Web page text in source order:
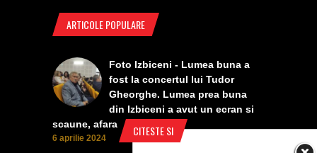
CITESTE SI
ARTICOLE POPULARE
Foto Izbiceni - Lumea buna a
fost la concertul lui Tudor
Gheorghe. Lumea prea buna
din Izbiceni a avut un ecran si
scaune, afara
6 aprilie 2024